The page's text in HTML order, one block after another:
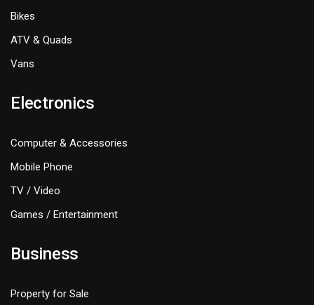
Bikes
ATV & Quads
Vans
Electronics
Computer & Accessories
Mobile Phone
TV / Video
Games / Entertainment
Business
Property for Sale